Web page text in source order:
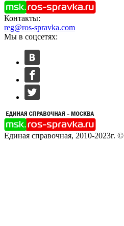
Контакты:
reg@ros-spravka.com
Мы в соцсетях:
Единая справочная, 2010-2023г. ©